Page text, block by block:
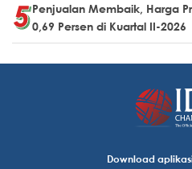
Penjualan Membaik, Harga
0,69 Persen di Kuartal II-2026
Download